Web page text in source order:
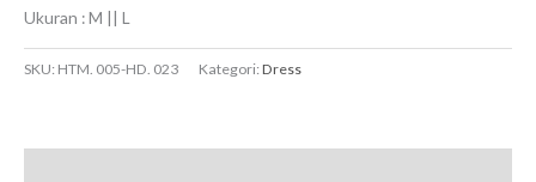
Ukuran : M || L
SKU: HTM. 005-HD. 023 Kategori:Dress